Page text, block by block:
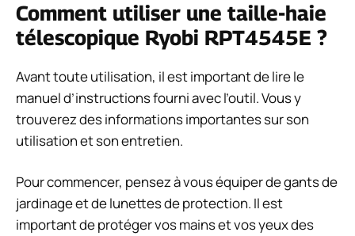
Comment utiliser une taille-haie
télescopique Ryobi RPT4545E ?
Avant toute utilisation, il est important de lire le
manuel d’instructions fourni avec l’outil. Vous y
trouverez des informations importantes sur son
utilisation et son entretien.
Pour commencer, pensez à vous équiper de gants de
jardinage et de lunettes de protection. Il est
important de protéger vos mains et vos yeux des